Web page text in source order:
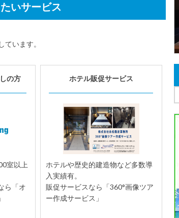
いサービス
います。
の方
室以上
ら「オ
ホテル販促サービス
ホテルや歴史的建造物など多数導
入実績有。
販促サービスなら「360°画像ツア
ー作成サービス」